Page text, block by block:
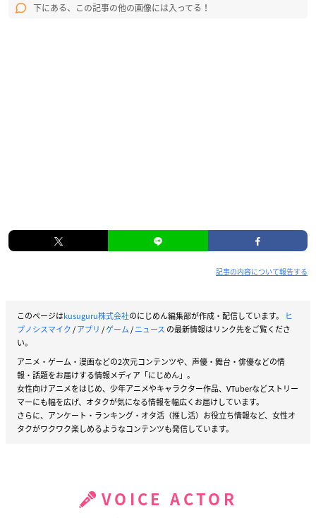
下にある、この記事の他の画像には入ってる！
記事の内容について報告する
このページはkusuguru株式会社のにじめん編集部が作成・配信しています。
ヒ
プノシスマイク/アプリ /ゲーム/ニュース の最新情報はリンク先をご覧くださ
い。
アニメ・ゲーム・漫画などの2次元コンテンツや、声優・舞台・俳優などの情
報・話題をお届けする情報メディア「にじめん」。
女性向けアニメをはじめ、少年アニメやキャラクター作品、VTuberなどストリー
マーにも幅を広げ、オタクが気になる情報を幅広くお届けしています。
さらに、アンケート・ランキング・オタ活（推し活）お役立ち情報など、女性オ
タクがワクワク楽しめるようなコンテンツも発信しています。
VOICE ACTOR